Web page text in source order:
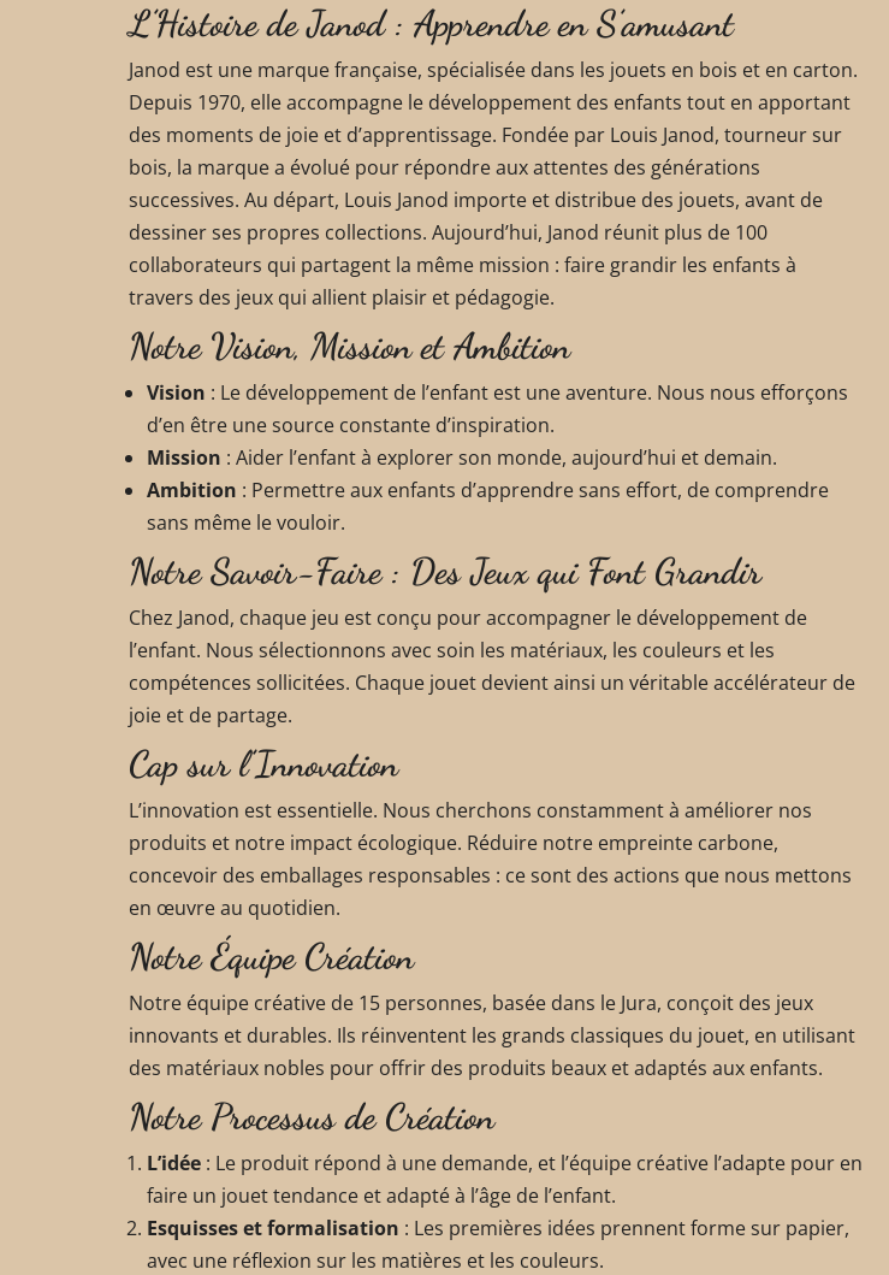
L’Histoire de Janod : Apprendre en S’amusant
Janod est une marque française, spécialisée dans les jouets en bois et en carton.
Depuis 1970, elle accompagne le développement des enfants tout en apportant
des moments de joie et d’apprentissage. Fondée par Louis Janod, tourneur sur
bois, la marque a évolué pour répondre aux attentes des générations
successives. Au départ, Louis Janod importe et distribue des jouets, avant de
dessiner ses propres collections. Aujourd’hui, Janod réunit plus de 100
collaborateurs qui partagent la même mission : faire grandir les enfants à
travers des jeux qui allient plaisir et pédagogie.
Notre Vision, Mission et Ambition
Vision : Le développement de l’enfant est une aventure. Nous nous efforçons
d’en être une source constante d’inspiration.
Mission : Aider l’enfant à explorer son monde, aujourd’hui et demain.
Ambition : Permettre aux enfants d’apprendre sans effort, de comprendre
sans même le vouloir.
Notre Savoir-Faire : Des Jeux qui Font Grandir
Chez Janod, chaque jeu est conçu pour accompagner le développement de
l’enfant. Nous sélectionnons avec soin les matériaux, les couleurs et les
compétences sollicitées. Chaque jouet devient ainsi un véritable accélérateur de
joie et de partage.
Cap sur l’Innovation
L’innovation est essentielle. Nous cherchons constamment à améliorer nos
produits et notre impact écologique. Réduire notre empreinte carbone,
concevoir des emballages responsables : ce sont des actions que nous mettons
en œuvre au quotidien.
Notre Équipe Création
Notre équipe créative de 15 personnes, basée dans le Jura, conçoit des jeux
innovants et durables. Ils réinventent les grands classiques du jouet, en utilisant
des matériaux nobles pour offrir des produits beaux et adaptés aux enfants.
Notre Processus de Création
L’idée : Le produit répond à une demande, et l’équipe créative l’adapte pour en
faire un jouet tendance et adapté à l’âge de l’enfant.
Esquisses et formalisation : Les premières idées prennent forme sur papier,
avec une réflexion sur les matières et les couleurs.